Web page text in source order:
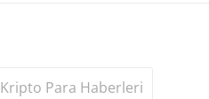
Kripto Para Haberleri